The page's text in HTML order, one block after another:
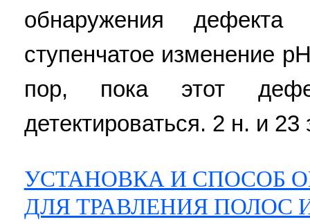
обнаружения дефекта
ступенчатое изменение
пор, пока этот
детектироваться. 2 н. и
УСТАНОВКА И СПОСОБ
ДЛЯ ТРАВЛЕНИЯ ПОЛОС